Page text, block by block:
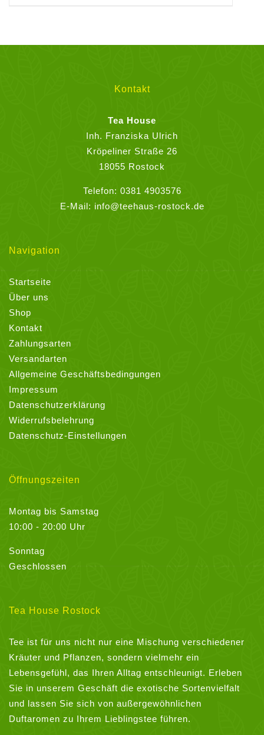
Produktseite
werden
Kontakt
Tea House
Inh. Franziska Ulrich
Kröpeliner Straße 26
18055 Rostock
Telefon: 0381 4903576
E-Mail: info@teehaus-rostock.de
Navigation
Startseite
Über uns
Shop
Kontakt
Zahlungsarten
Versandarten
Allgemeine Geschäftsbedingungen
Impressum
Datenschutzerklärung
Widerrufsbelehrung
Datenschutz-Einstellungen
Öffnungszeiten
Montag bis Samstag
10:00 - 20:00 Uhr
Sonntag
Geschlossen
Tea House Rostock
Tee ist für uns nicht nur eine Mischung verschiedener
Kräuter und Pflanzen, sondern vielmehr ein
Lebensgefühl, das Ihren Alltag entschleunigt. Erleben
Sie in unserem Geschäft die exotische Sortenvielfalt
und lassen Sie sich von außergewöhnlichen
Duftaromen zu Ihrem Lieblingstee führen.